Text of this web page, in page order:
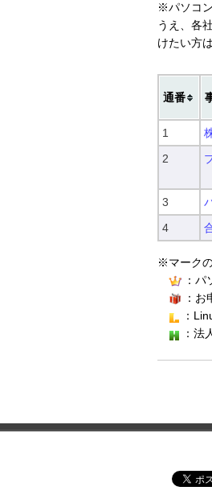
※パソコ
うえ、各
けたい方
通番
1
2
3
4
※マーク
：
：
：
：法